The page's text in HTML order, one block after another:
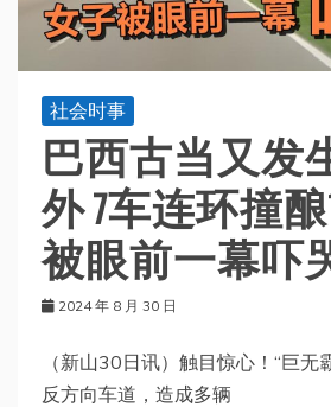
社会时事
巴西古当又发
外 7车连环撞
被眼前一幕吓
2024 年 8 月 30 日
（新山30日讯）触目惊心！“巨无
反方向车道，造成多辆